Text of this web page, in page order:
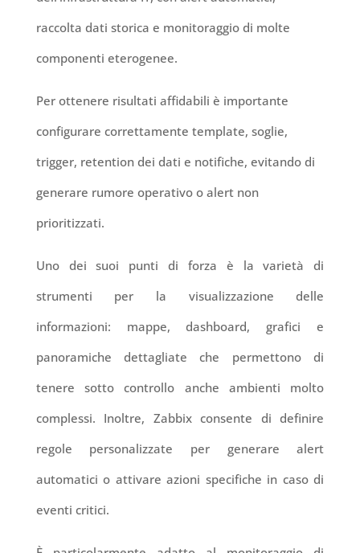
raccolta dati storica e monitoraggio di molte
componenti eterogenee.
Per ottenere risultati affidabili è importante
configurare correttamente template, soglie,
trigger, retention dei dati e notifiche, evitando di
generare rumore operativo o alert non
prioritizzati.
Uno dei suoi punti di forza è la varietà di
strumenti per la visualizzazione delle
informazioni: mappe, dashboard, grafici e
panoramiche dettagliate che permettono di
tenere sotto controllo anche ambienti molto
complessi. Inoltre, Zabbix consente di definire
regole personalizzate per generare alert
automatici o attivare azioni specifiche in caso di
eventi critici.